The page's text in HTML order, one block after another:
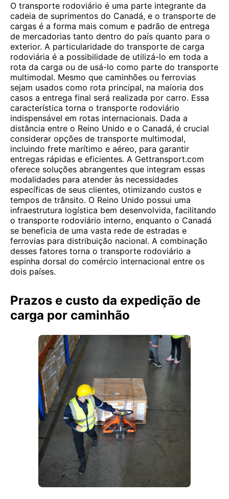
O transporte rodoviário é uma parte integrante da
cadeia de suprimentos do Canadá, e o transporte de
cargas é a forma mais comum e padrão de entrega
de mercadorias tanto dentro do país quanto para o
exterior. A particularidade do transporte de carga
rodoviária é a possibilidade de utilizá-lo em toda a
rota da carga ou de usá-lo como parte do transporte
multimodal. Mesmo que caminhões ou ferrovias
sejam usados ​​como rota principal, na maioria dos
casos a entrega final será realizada por carro. Essa
característica torna o transporte rodoviário
indispensável em rotas internacionais. Dada a
distância entre o Reino Unido e o Canadá, é crucial
considerar opções de transporte multimodal,
incluindo frete marítimo e aéreo, para garantir
entregas rápidas e eficientes. A Gettransport.com
oferece soluções abrangentes que integram essas
modalidades para atender às necessidades
específicas de seus clientes, otimizando custos e
tempos de trânsito. O Reino Unido possui uma
infraestrutura logística bem desenvolvida, facilitando
o transporte rodoviário interno, enquanto o Canadá
se beneficia de uma vasta rede de estradas e
ferrovias para distribuição nacional. A combinação
desses fatores torna o transporte rodoviário a
espinha dorsal do comércio internacional entre os
dois países.
Prazos e custo da expedição de
carga por caminhão